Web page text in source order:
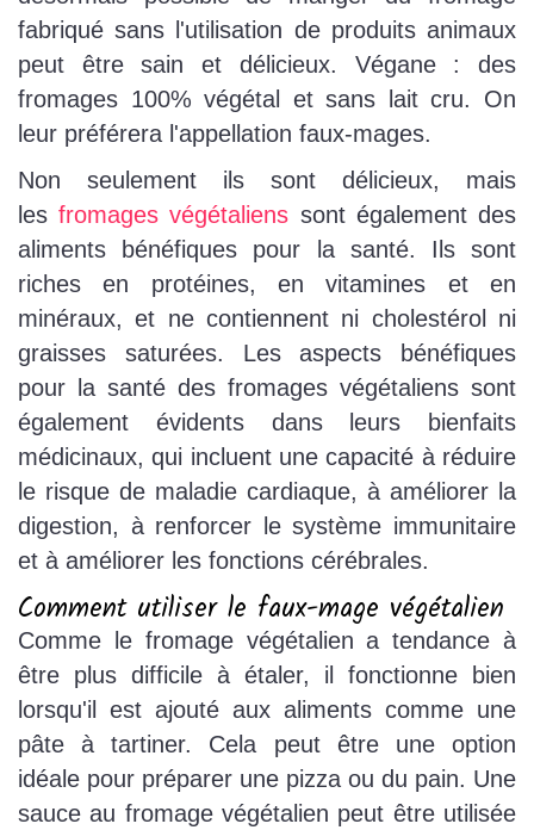
fabriqué sans l'utilisation de produits animaux
peut être sain et délicieux. Végane : des
fromages 100% végétal et sans lait cru. On
leur préférera l'appellation faux-mages.
Non seulement ils sont délicieux, mais
lesfromages végétaliens sont également des
aliments bénéfiques pour la santé. Ils sont
riches en protéines, en vitamines et en
minéraux, et ne contiennent ni cholestérol ni
graisses saturées. Les aspects bénéfiques
pour la santé des fromages végétaliens sont
également évidents dans leurs bienfaits
médicinaux, qui incluent une capacité à réduire
le risque de maladie cardiaque, à améliorer la
digestion, à renforcer le système immunitaire
et à améliorer les fonctions cérébrales.
Comment utiliser le faux-mage végétalien
Comme le fromage végétalien a tendance à
être plus difficile à étaler, il fonctionne bien
lorsqu'il est ajouté aux aliments comme une
pâte à tartiner. Cela peut être une option
idéale pour préparer une pizza ou du pain. Une
sauce au fromage végétalien peut être utilisée